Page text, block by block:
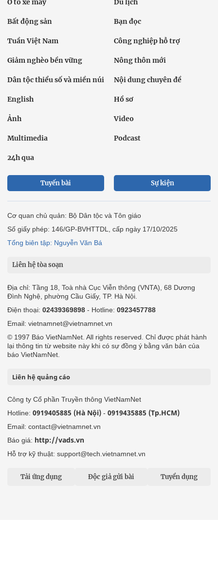
Ô tô xe máy Du lịch
Bất động sản Bạn đọc
Tuần Việt Nam Công nghiệp hỗ trợ
Giảm nghèo bền vững Nông thôn mới
Dân tộc thiểu số và miền núi Nội dung chuyên đề
English Hồ sơ
Ảnh Video
Multimedia Podcast
24h qua
Tuyến bài Sự kiện
Cơ quan chủ quản: Bộ Dân tộc và Tôn giáo
Số giấy phép: 146/GP-BVHTTDL, cấp ngày 17/10/2025
Tổng biên tập: Nguyễn Văn Bá
Liên hệ tòa soạn
Địa chỉ: Tầng 18, Toà nhà Cục Viễn thông (VNTA), 68 Dương
Đình Nghệ, phường Cầu Giấy, TP. Hà Nội.
Điện thoại: 02439369898 - Hotline: 0923457788
Email: vietnamnet@vietnamnet.vn
© 1997 Báo VietNamNet. All rights reserved. Chỉ được phát hành
lại thông tin từ website này khi có sự đồng ý bằng văn bản của
báo VietNamNet.
Liên hệ quảng cáo
Công ty Cổ phần Truyền thông VietNamNet
Hotline: 0919405885 (Hà Nội) - 0919435885 (Tp.HCM)
Email: contact@vietnamnet.vn
Báo giá: http://vads.vn
Hỗ trợ kỹ thuật: support@tech.vietnamnet.vn
Tải ứng dụng Độc giả gửi bài Tuyển dụng